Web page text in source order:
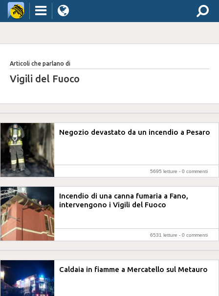
Articoli che parlano di
Vigili del Fuoco
Negozio devastato da un incendio a Pesaro
5695 letture - 0 commenti
Incendio di una canna fumaria a Fano,
intervengono i Vigili del Fuoco
6531 letture - 0 commenti
Caldaia in fiamme a Mercatello sul Metauro